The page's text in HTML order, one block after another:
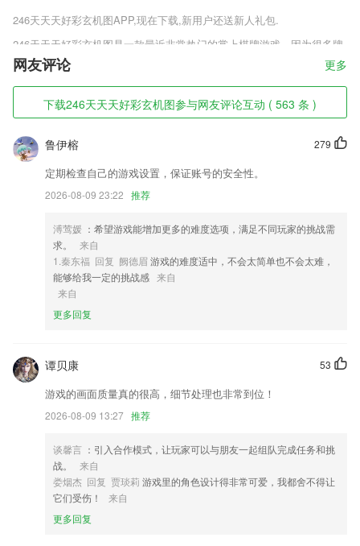
246天天天好彩玄机图APP,现在下载,新用户还送新人礼包.
246天天天好彩玄机图是一款最近非常热门的掌上棋牌游戏，因为很多牌
友已经通过它赚的盆满钵满了，丰富的棋牌种类和竞技玩法让每一个进入
到游戏中的小伙伴都深深的爱上了它，喜欢玩牌的不容错过了！
246天天天好彩玄机图软件特色
已；
2,支持小黑屋，无视干扰，强制码字，就是这么任性；
3,平台有专业的客服人员为您服务。任何问题都可以咨询。
全的防护。
5,图片上传拍照翻译大师app经过加密操作，无需担心隐私；
6,不断更新带来更多图集素材，方便在绘画时，选择喜欢的绘画素材。
246天天天好彩玄机图软件优势
2.·针对不同基础和水平的学生制定类似的教学计划，满足不同的学习需
求，专业的教学，丰富的专为成人设计的教材。
3.可自动记录用户上次的学习情况，以便用户可以接着练习；
的天性，把学习画画变成有趣的游戏，从孩子的兴趣出发，简单的形状拼
合成有趣的画。让绘画变的简单有趣。涂鸦是小孩子的最爱，如果家长没
有时间陪孩子一起玩，孩子也会自己拿起笔来涂鸦，因为画画就是这么简
单、好玩。但是，小孩子在画画初期，单一的涂鸦是不能长时间吸引他们
的。形状和绘画的学习，给给孩子带来更多的快乐体验！枯燥的几何形状
网友评论 更多
下载246天天天好彩玄机图参与网友评论互动 ( 563 条 )
279
鲁伊榕
定期检查自己的游戏设置，保证账号的安全性。
2026-08-09 23:22 推荐
溥莺媛 ：希望游戏能增加更多的难度选项，满足不同玩家的挑战需
求。
来自
1.秦东福 回复 阙德眉游戏的难度适中，不会太简单也不会太难，
能够给我一定的挑战感 来自
来自
更多回复
53
谭贝康
游戏的画面质量真的很高，细节处理也非常到位！
2026-08-09 13:27 推荐
谈馨言 ：引入合作模式，让玩家可以与朋友一起组队完成任务和挑
战。
来自
娄烟杰 回复 贾琰莉 游戏里的角色设计得非常可爱，我都舍不得让
它们受伤！
来自
更多回复